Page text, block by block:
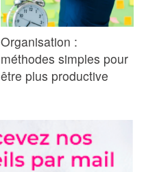
Organisation :
méthodes simples pour
être plus productive